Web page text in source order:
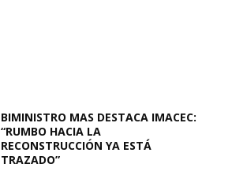
BIMINISTRO MAS DESTACA IMACEC:
“RUMBO HACIA LA
RECONSTRUCCIÓN YA ESTÁ
TRAZADO”